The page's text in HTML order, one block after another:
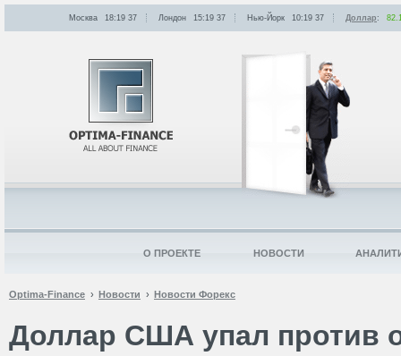
Optima-Finance Новости Новости Форекс
Доллар США упал против
Москва 18:19 37 Лондон 15:19 37 Нью-Йорк 10:19 37 Доллар:
О ПРОЕКТЕ НОВОСТИ